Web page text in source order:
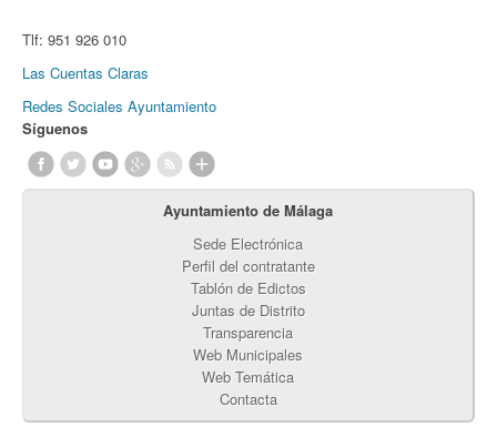
Tlf: 951 926 010
Las Cuentas Claras
Redes Sociales Ayuntamiento
Síguenos
Ayuntamiento de Málaga
Sede Electrónica
Perfil del contratante
Tablón de Edictos
Juntas de Distrito
Transparencia
Web Municipales
Web Temática
Contacta